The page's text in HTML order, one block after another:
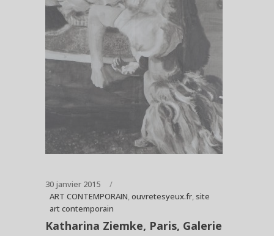
30 janvier 2015
ART CONTEMPORAIN,ouvretesyeux.fr,site
art contemporain
Katharina Ziemke, Paris, Galerie